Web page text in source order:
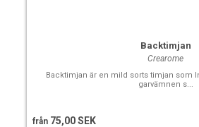
Backtimjan
Crearome
Backtimjan är en mild sorts timjan som
garvämnen s...
från 75,00 SEK